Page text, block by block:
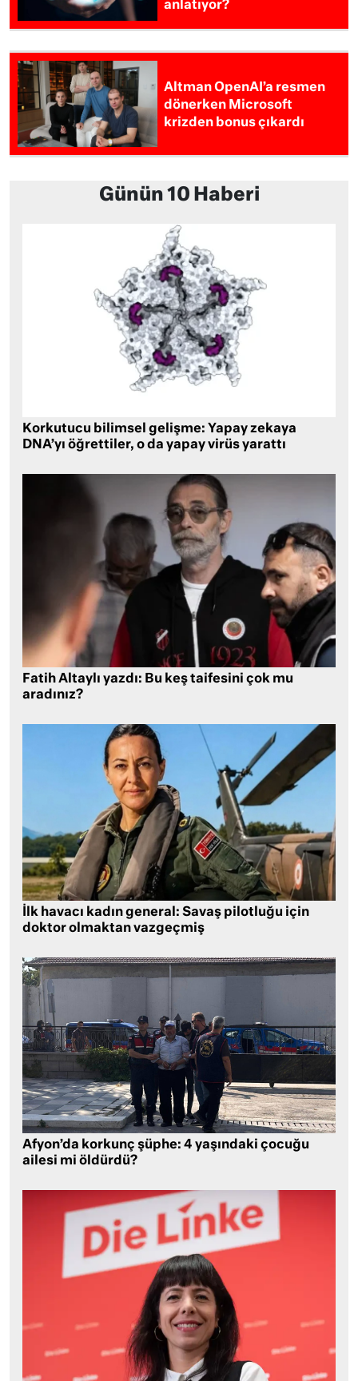
anlatıyor?
Altman OpenAI’a resmen
dönerken Microsoft
krizden bonus çıkardı
Günün 10 Haberi
Korkutucu bilimsel gelişme: Yapay zekaya
DNA’yı öğrettiler, o da yapay virüs yarattı
Fatih Altaylı yazdı: Bu keş taifesini çok mu
aradınız?
İlk havacı kadın general: Savaş pilotluğu için
doktor olmaktan vazgeçmiş
Afyon’da korkunç şüphe: 4 yaşındaki çocuğu
ailesi mi öldürdü?